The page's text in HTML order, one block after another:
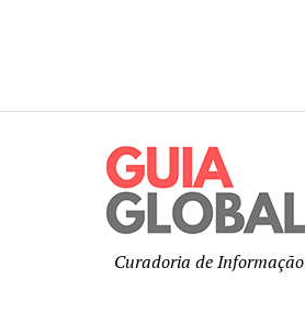
Curadoria de Informação